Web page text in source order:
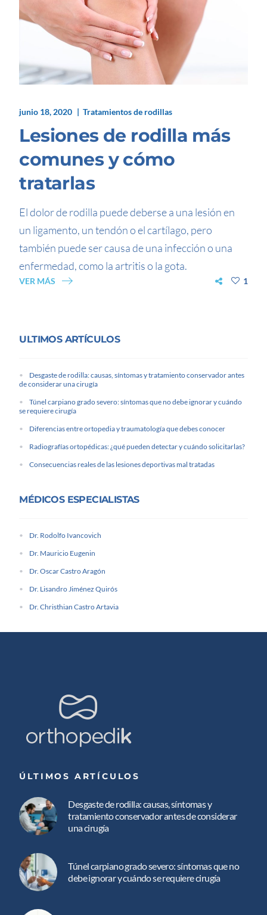
junio 18, 2020 Tratamientos de rodillas
Lesiones de rodilla más
comunes y cómo
tratarlas
El dolor de rodilla puede deberse a una lesión en
un ligamento, un tendón o el cartílago, pero
también puede ser causa de una infección o una
enfermedad, como la artritis o la gota.
VER MÁS 1
ULTIMOS ARTÍCULOS
Desgaste de rodilla: causas, síntomas y tratamiento conservador antes
de considerar una cirugía
Túnel carpiano grado severo: síntomas que no debe ignorar y cuándo
se requiere cirugía
Diferencias entre ortopedia y traumatología que debes conocer
Radiografías ortopédicas: ¿qué pueden detectar y cuándo solicitarlas?
Consecuencias reales de las lesiones deportivas mal tratadas
MÉDICOS ESPECIALISTAS
Dr. Rodolfo Ivancovich
Dr. Mauricio Eugenin
Dr. Oscar Castro Aragón
Dr. Lisandro Jiménez Quirós
Dr. Christhian Castro Artavia
ÚLTIMOS ARTÍCULOS
Desgaste de rodilla: causas, síntomas y
tratamiento conservador antes de considerar
una cirugía
Túnel carpiano grado severo: síntomas que no
debe ignorar y cuándo se requiere cirugía